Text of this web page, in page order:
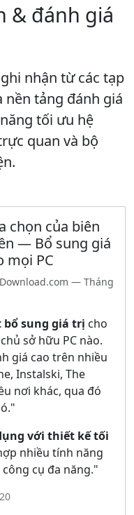
& đánh giá
nhận từ các tạp
nền tảng đánh giá
tối ưu hệ
quan và bộ
chọn của biên
— Bổ sung giá
mọi PC
— Tháng
bổ sung giá trị cho
sở hữu PC nào.
giá cao trên nhiều
Instalski, The
nơi khác, qua đó
với thiết kế tối
nhiều tính năng
cụ đa năng."